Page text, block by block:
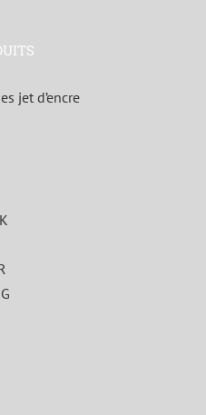
jet d’encre